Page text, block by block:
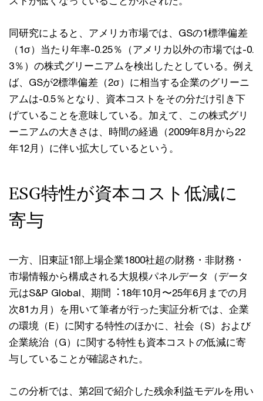
同研究によると、アメリカ市場では、GSの1標準偏差
（1σ）当たり年率-0.25％（アメリカ以外の市場では-0.
3％）の株式グリーニアムを検出したとしている。例え
ば、GSが2標準偏差（2σ）に相当する企業のグリーニ
アムは-0.5％となり、資本コストをその分だけ引き下
げていることを意味している。加えて、この株式グリ
ーニアムの⼤きさは、時間の経過（2009年8⽉から22
年12⽉）に伴い拡⼤しているという。
ESG特性が資本コスト低減に
寄与
⼀⽅、旧東証1部上場企業1800社超の財務・⾮財務・
市場情報から構成される⼤規模パネルデータ（データ
元はS&P Global、期間︓18年10⽉〜25年6⽉までの⽉
次81カ⽉）を⽤いて筆者が⾏った実証分析では、企業
の環境（E）に関する特性のほかに、社会（S）および
企業統治（G）に関する特性も資本コストの低減に寄
与していることが確認された。
この分析では、第2回で紹介した残余利益モデルを⽤い